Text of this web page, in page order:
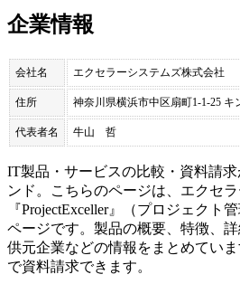
企業情報
会社名 エクセラーシステムズ株式会社
住所 神奈川県横浜市中区扇町1-1-25 キ
代表者名 牛山 哲
IT製品・サービスの比較・資料請
ンド。こちらのページは、 エクセ
『ProjectExceller』（プロジェクト
ページです。製品の概要、特徴、
供元企業などの情報をまとめてい
で資料請求できます。